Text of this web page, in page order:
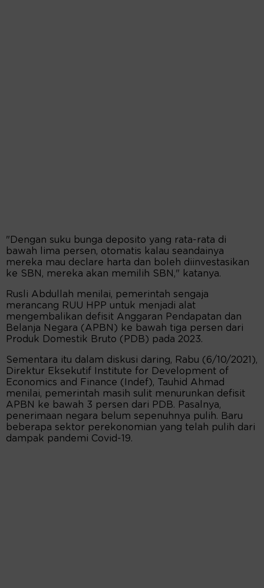
"Dengan suku bunga deposito yang rata-rata di
bawah lima persen, otomatis kalau seandainya
mereka mau declare harta dan boleh diinvestasikan
ke SBN, mereka akan memilih SBN," katanya.
Rusli Abdullah menilai, pemerintah sengaja
merancang RUU HPP untuk menjadi alat
mengembalikan defisit Anggaran Pendapatan dan
Belanja Negara (APBN) ke bawah tiga persen dari
Produk Domestik Bruto (PDB) pada 2023.
Sementara itu dalam diskusi daring, Rabu (6/10/2021),
Direktur Eksekutif Institute for Development of
Economics and Finance (Indef), Tauhid Ahmad
menilai, pemerintah masih sulit menurunkan defisit
APBN ke bawah 3 persen dari PDB. Pasalnya,
penerimaan negara belum sepenuhnya pulih. Baru
beberapa sektor perekonomian yang telah pulih dari
dampak pandemi Covid-19.